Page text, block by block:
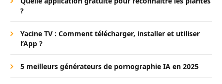
?
Yacine TV : Comment télécharger, installer et utiliser
l’App ?
5 meilleurs générateurs de pornographie IA en 2025